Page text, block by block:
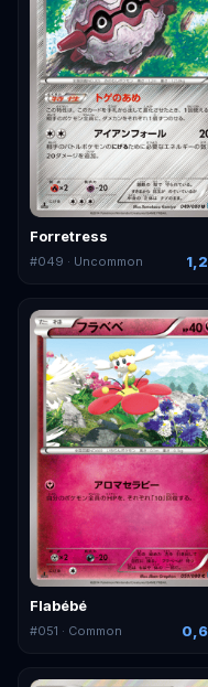
Forretress
#049 · Uncommon
Flabébé
#051 · Common